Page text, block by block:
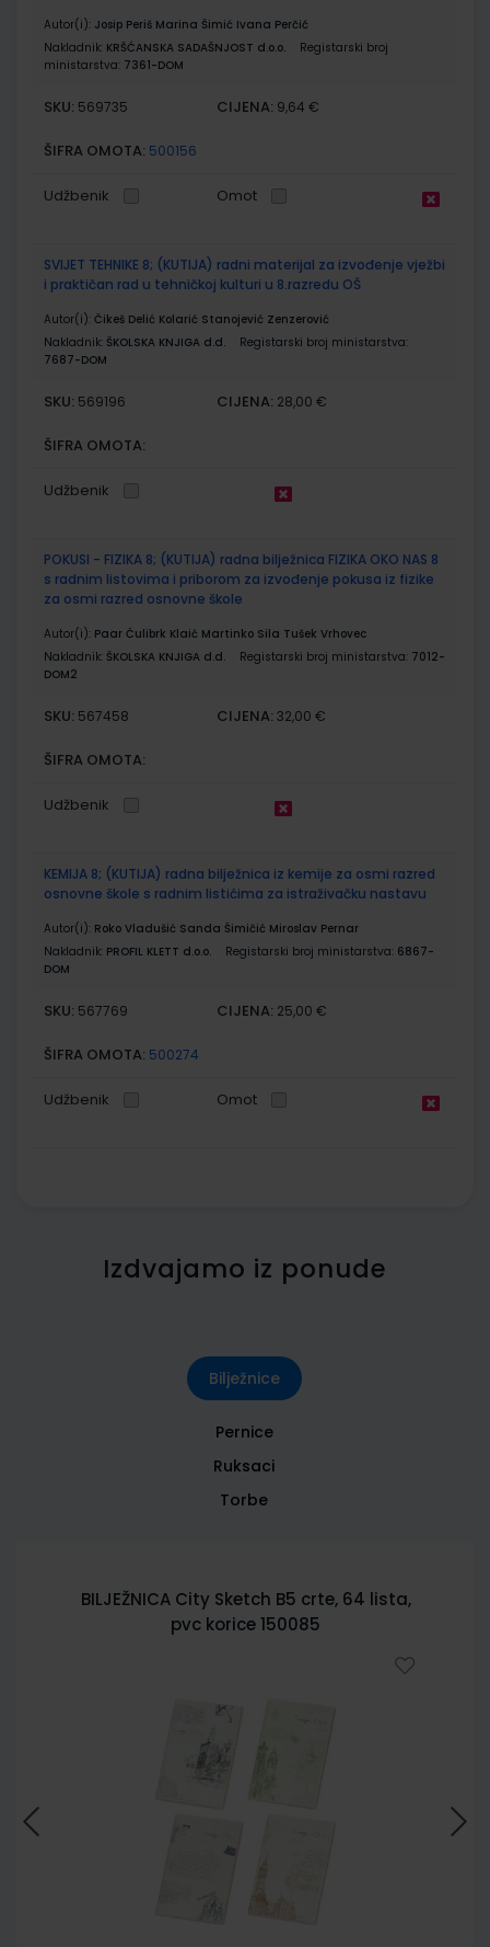
Autor(i): Josip Periš Marina Šimić Ivana Perčić
Nakladnik: KRŠĆANSKA SADAŠNJOST d.o.o.
Registarski broj
ministarstva: 7361-DOM
SKU: 569735 CIJENA: 9,64 €
ŠIFRA OMOTA: 500156
Udžbenik Omot
SVIJET TEHNIKE 8; (KUTIJA) radni materijal za izvođenje vježbi
i praktičan rad u tehničkoj kulturi u 8.razredu OŠ
Autor(i): Čikeš Delić Kolarić Stanojević Zenzerović
Nakladnik: ŠKOLSKA KNJIGA d.d.
Registarski broj ministarstva:
7687-DOM
SKU: 569196 CIJENA: 28,00 €
ŠIFRA OMOTA:
Udžbenik
POKUSI - FIZIKA 8; (KUTIJA) radna bilježnica FIZIKA OKO NAS 8
s radnim listovima i priborom za izvođenje pokusa iz fizike
za osmi razred osnovne škole
Autor(i): Paar Ćulibrk Klaić Martinko Sila Tušek Vrhovec
Nakladnik: ŠKOLSKA KNJIGA d.d. Registarski broj ministarstva: 7012-
DOM2
SKU: 567458 CIJENA: 32,00 €
ŠIFRA OMOTA:
Udžbenik
KEMIJA 8; (KUTIJA) radna bilježnica iz kemije za osmi razred
osnovne škole s radnim listićima za istraživačku nastavu
Autor(i): Roko Vladušić Sanda Šimičić Miroslav Pernar
Nakladnik: PROFIL KLETT d.o.o. Registarski broj ministarstva: 6867-
DOM
SKU: 567769 CIJENA: 25,00 €
ŠIFRA OMOTA: 500274
Udžbenik Omot
Izdvajamo iz ponude
Bilježnice
Pernice
Ruksaci
Torbe
BILJEŽNICA City Sketch B5 crte, 64 lista,
pvc korice 150085